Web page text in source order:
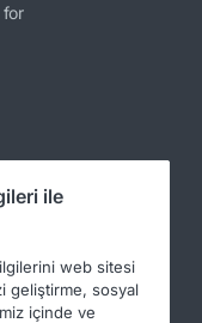
for
ile
web sitesi
geliştirme, sosyal
içinde ve